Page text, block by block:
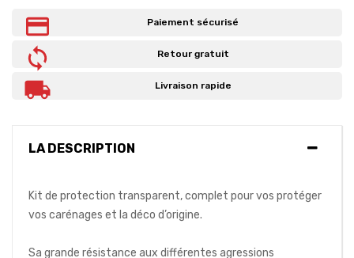
Paiement sécurisé
Retour gratuit
Livraison rapide
LA DESCRIPTION
Kit de protection transparent, complet pour vos protéger
vos carénages et la déco d’origine.
Sa grande résistance aux différentes agressions